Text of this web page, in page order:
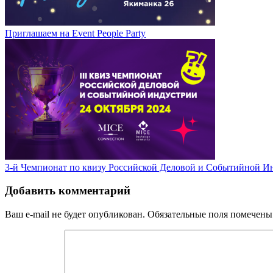
Приглашаем на Event People Party
3-й Чемпионат по квизу Российской Деловой и Событийной
Добавить комментарий
Ваш e-mail не будет опубликован. Обязательные поля помечены